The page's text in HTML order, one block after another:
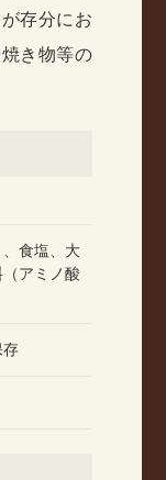
存分にお
き物等の
食塩、大
アミノ酸
存